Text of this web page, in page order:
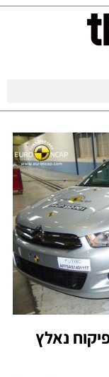
נאלץ